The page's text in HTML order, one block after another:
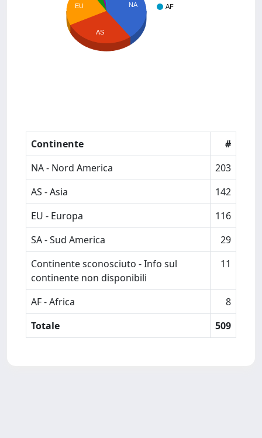
AF
NA
EU
AS
Continente
#
NA - Nord America
203
AS - Asia
142
EU - Europa
116
SA - Sud America
29
Continente sconosciuto - Info sul
continente non disponibili
11
AF - Africa
8
Totale
509